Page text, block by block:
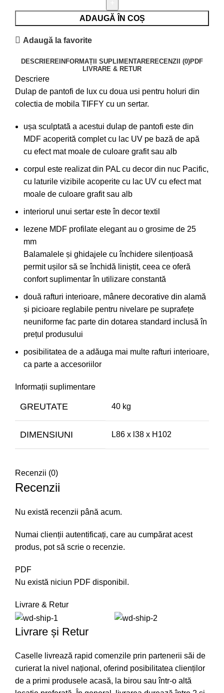
ADAUGĂ ÎN COȘ
Adaugă la favorite
DESCRIERE INFORMAȚII SUPLIMENTARERECENZII (0)PDF
LIVRARE & RETUR
Descriere
Dulap de pantofi de lux cu doua usi pentru holuri din
colectia de mobila TIFFY cu un sertar.
ușa sculptată a acestui dulap de pantofi este din
MDF acoperită complet cu lac UV pe bază de apă
cu efect mat moale de culoare grafit sau alb
corpul este realizat din PAL cu decor din nuc Pacific,
cu laturile vizibile acoperite cu lac UV cu efect mat
moale de culoare grafit sau alb
interiorul unui sertar este în decor textil
lezene MDF profilate elegant au o grosime de 25
mm
Balamalele și ghidajele cu închidere silențioasă
permit ușilor să se închidă liniștit, ceea ce oferă
confort suplimentar în utilizare constantă
două rafturi interioare, mânere decorative din alamă
și picioare reglabile pentru nivelare pe suprafețe
neuniforme fac parte din dotarea standard inclusă în
prețul produsului
posibilitatea de a adăuga mai multe rafturi interioare,
ca parte a accesoriilor
Informații suplimentare
GREUTATE 40 kg
DIMENSIUNI L86 x l38 x H102
Recenzii (0)
Recenzii
Nu există recenzii până acum.
Numai clienții autentificați, care au cumpărat acest
produs, pot să scrie o recenzie.
PDF
Nu există niciun PDF disponibil.
Livrare & Retur
Livrare și Retur
Caselle livrează rapid comenzile prin partenerii săi de
curierat la nivel național, oferind posibilitatea clienților
de a primi produsele acasă, la birou sau într-o altă